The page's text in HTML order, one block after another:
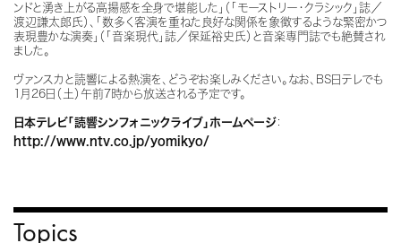
ンドと湧き上がる高揚感を全身で堪能した」（「モーストリー・クラシック」誌／
渡辺謙太郎氏）、「数多く客演を重ねた良好な関係を象徴するような緊密かつ
表現豊かな演奏」（「音楽現代」誌／保延裕史氏）と音楽専門誌でも絶賛され
ました。
ヴァンスカと読響による熱演を、どうぞお楽しみください。 なお、 BS日テレでも
1月26日（土）午前7時から放送される予定です。
日本テレビ「読響シンフォニックライブ」ホームページ：
http://www.ntv.co.jp/yomikyo/
Topics